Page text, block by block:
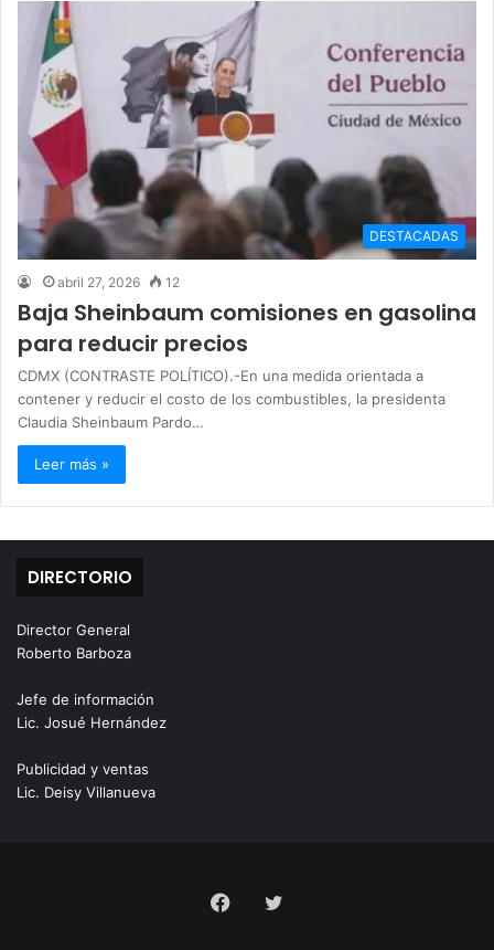
DESTACADAS
abril 27, 2026 12
Baja Sheinbaum comisiones en gasolina
para reducir precios
CDMX (CONTRASTE POLÍTICO).-En una medida orientada a
contener y reducir el costo de los combustibles, la presidenta
Claudia Sheinbaum Pardo…
Leer más »
DIRECTORIO
Director General
Roberto Barboza
Jefe de información
Lic. Josué Hernández
Publicidad y ventas
Lic. Deisy Villanueva
FacebookTwitter